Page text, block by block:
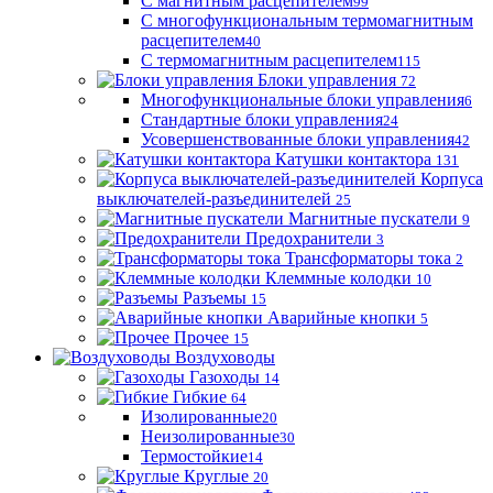
С многофункциональным термомагнитным
расцепителем40
С термомагнитным расцепителем115
Блоки управления 72
Многофункциональные блоки управления6
Стандартные блоки управления24
Усовершенствованные блоки управления42
Катушки контактора 131
Корпуса
выключателей-разъединителей 25
Магнитные пускатели 9
Предохранители 3
Трансформаторы тока 2
Клеммные колодки 10
Разъемы 15
Аварийные кнопки 5
Прочее 15
Воздуховоды
Газоходы 14
Гибкие 64
Изолированные20
Неизолированные30
Термостойкие14
Круглые 20